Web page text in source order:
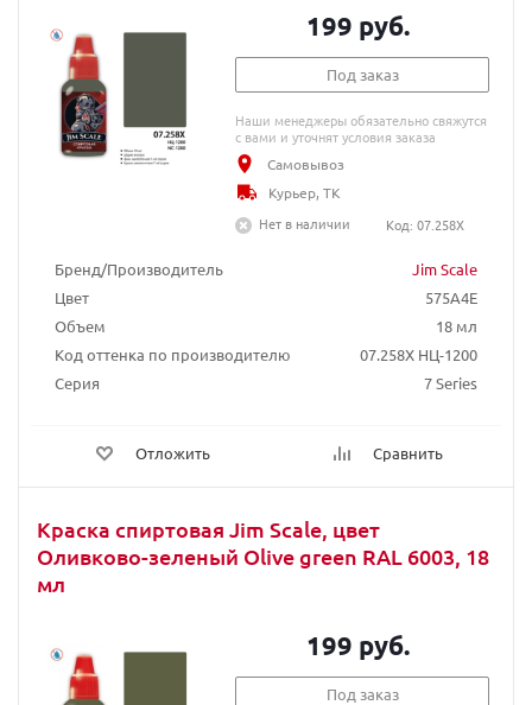
Бренд/Производитель
Jim Scale
Цвет
575A4E
Объем
18 мл
Код оттенка по производителю
07.258X НЦ-1200
Серия
7 Series
Отложить Сравнить
199 руб.
Под заказ
Наши менеджеры обязательно свяжутся
с вами и уточнят условия заказа
Самовывоз
Курьер, ТК
Нет в наличии
Код: 07.258X
Краска спиртовая Jim Scale, цвет
Оливково-зеленый Olive green RAL 6003, 18
мл
199 руб.
Под заказ